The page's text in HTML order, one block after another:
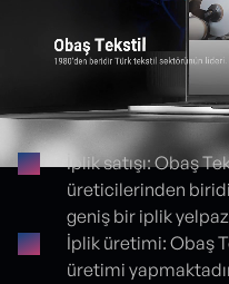
Proje detayları
İplik satışı: Obaş
üreticilerinden
geniş bir iplik
İplik üretimi: Obaş
üretimi